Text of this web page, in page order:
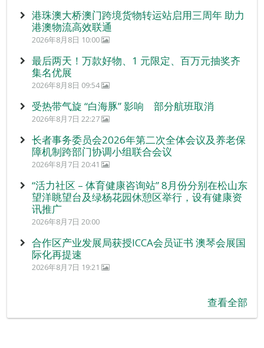
港珠澳大桥澳门跨境货物转运站启用三周年 助力
港澳物流高效联通
2026年8月8日 10:00
最后两天！万款好物、1 元限定、百万元抽奖齐
集名优展
2026年8月8日 09:54
受热带气旋 “白海豚” 影响 部分航班取消
2026年8月7日 22:27
长者事务委员会2026年第二次全体会议及养老保
障机制跨部门协调小组联合会议
2026年8月7日 20:41
“活力社区 – 体育健康咨询站” 8月份分别在松山东
望洋眺望台及绿杨花园休憩区举行，设有健康资
讯推广
2026年8月7日 20:00
合作区产业发展局获授ICCA会员证书 澳琴会展国
际化再提速
2026年8月7日 19:21
查看全部